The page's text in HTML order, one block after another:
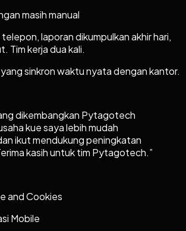
masih manual
laporan dikumpulkan akhir hari,
Tim kerja dua kali.
sinkron waktu nyata dengan kantor.
dikembangkan Pytagotech
kue saya lebih mudah
ikut mendukung peningkatan
kasih untuk tim Pytagotech.”
and Cookies
Mobile